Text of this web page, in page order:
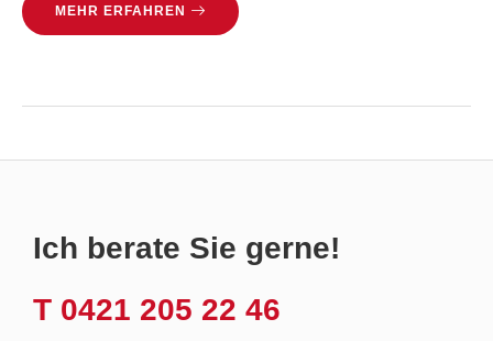
MEHR ERFAHREN
Ich berate Sie gerne!
T 0421 205 22 46